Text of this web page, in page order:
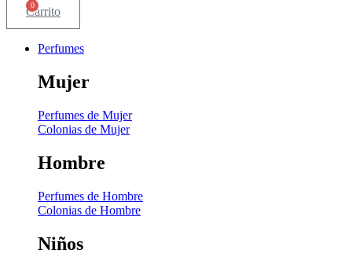
0
Carrito
Perfumes
Mujer
Perfumes de Mujer
Colonias de Mujer
Hombre
Perfumes de Hombre
Colonias de Hombre
Niños